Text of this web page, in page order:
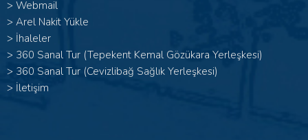
> Webmail
> Arel Nakit Yükle
> İhaleler
> 360 Sanal Tur (Tepekent Kemal Gözükara Yerleşkesi)
> 360 Sanal Tur (Cevizlibağ Sağlık Yerleşkesi)
> İletişim